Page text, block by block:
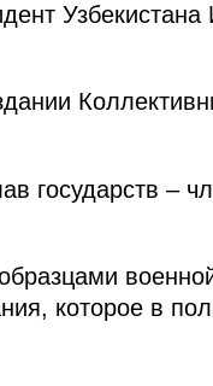
государств –
которое в